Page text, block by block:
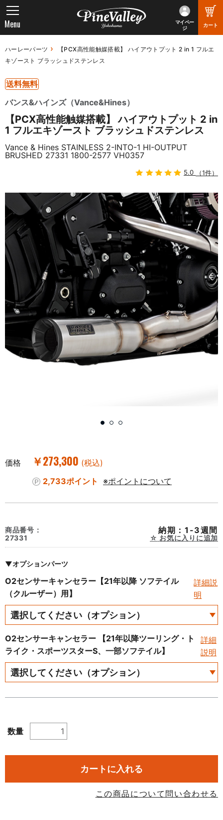
マイペー
ジ
カート
Menu
ハーレーパーツ
【PCX高性能触媒搭載】 ハイアウトプット 2 in 1 フルエ
キゾースト ブラッシュドステンレス
送料無料
バンス&ハインズ（Vance&Hines）
【PCX高性能触媒搭載】 ハイアウトプット 2 in
1 フルエキゾースト ブラッシュドステンレス
Vance & Hines STAINLESS 2-INTO-1 HI-OUTPUT
BRUSHED 27331 1800-2577 VH0357
5.0 （1件）
価格 ￥273,300 (税込)
2,733ポイント
※ポイントについて
商品番号：
27331
納期：1-3週間
お気に入りに追加
▼オプションパーツ
O2センサーキャンセラー【21年以降 ソフテイル
（クルーザー）用】
詳細説
明
O2センサーキャンセラー 【21年以降ツーリング・ト
ライク・スポーツスターS、一部ソフテイル】
詳細
説明
数量
カートに入れる
この商品について問い合わせる